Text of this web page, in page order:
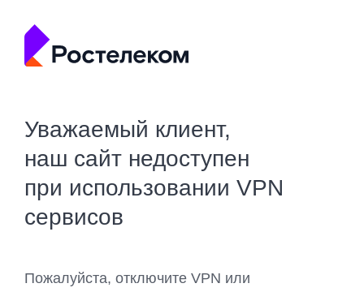
Уважаемый клиент,
наш сайт недоступен
при использовании VPN
сервисов
Пожалуйста, отключите VPN или